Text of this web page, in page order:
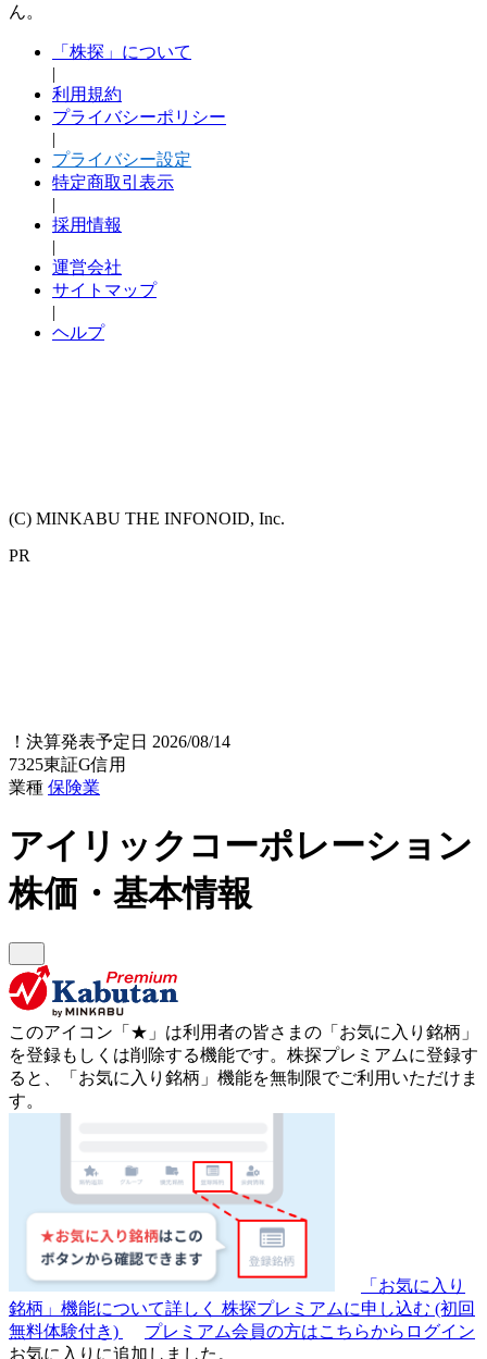
ん。
「株探」について
|
利用規約
プライバシーポリシー
|
プライバシー設定
特定商取引表示
|
採用情報
|
運営会社
サイトマップ
|
ヘルプ
(C) MINKABU THE INFONOID, Inc.
PR
！ 決算発表予定日 2026/08/14
7325東証G信用
業種 保険業
アイリックコーポレーション
株価・基本情報
このアイコン 「★」 は利用者の皆さまの 「お気に入り銘柄」
を登録もしくは削除する機能です。 株探プレミアムに登録す
ると、「お気に入り銘柄」機能を無制限でご利用いただけま
す。
「お気に入り
銘柄」機能について詳しく 株探プレミアムに申し込む (初回
無料体験付き)
プレミアム会員の方はこちらからログイン
お気に入りに追加しました。